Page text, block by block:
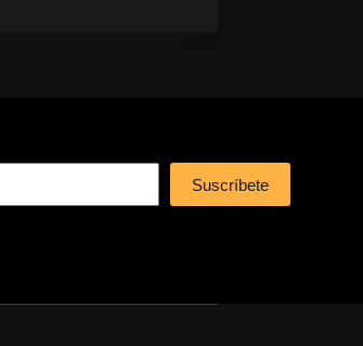
Suscríbete